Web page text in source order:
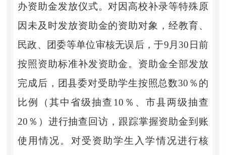
办资助金发放仪式。对因高校补录等特殊原
因未及时发放资助金的资助对象，经教育、
民政、团委等单位审核无误后，于9 月 30 日前
按照资助标准补发资助金。资助金全部发放
完成后，团县委对受助学生按照总数30％ 的
比例（其中省级抽查 10％ 、市县两级抽查
20％ ）进行抽查回访，跟踪掌握资助金到账
使用情况。对受资助学生入学情况进行核